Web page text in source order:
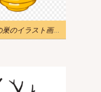
無料の蜂の巣のイラスト画像 4